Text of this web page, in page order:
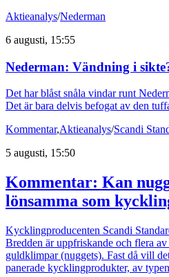
Aktieanalys/Nederman
6 augusti, 15:55
Nederman: Vändning i
Det har blåst snåla vindar runt
Det är bara delvis befogat av den
Kommentar,Aktieanalys/Scandi
5 augusti, 15:50
Kommentar: Kan
lönsamma som
Kycklingproducenten Scandi
Bredden är uppfriskande och flera
guldklimpar (nuggets). Fast då vill
panerade kycklingprodukter, av